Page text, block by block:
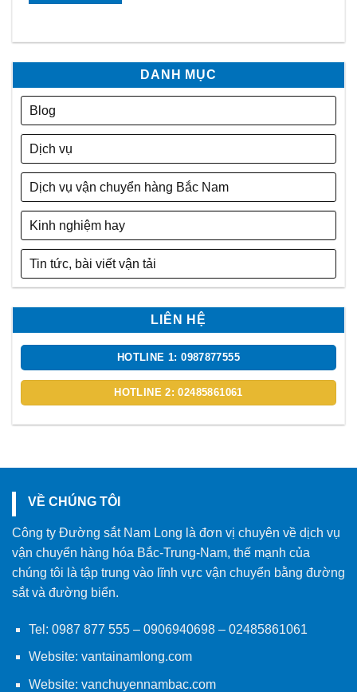
DANH MỤC
Blog
Dịch vụ
Dịch vụ vận chuyển hàng Bắc Nam
Kinh nghiệm hay
Tin tức, bài viết vận tải
LIÊN HỆ
HOTLINE 1: 0987877555
HOTLINE 2: 02485861061
VỀ CHÚNG TÔI
Công ty Đường sắt Nam Long là đơn vị chuyên về dịch vụ
vận chuyển hàng hóa Bắc-Trung-Nam, thế mạnh của
chúng tôi là tập trung vào lĩnh vực vận chuyển bằng đường
sắt và đường biển.
Tel: 0987 877 555– 0906940698– 02485861061
Website: vantainamlong.com
Website: vanchuyennambac.com